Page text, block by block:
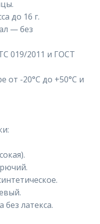
до 16 г.
— без
019/2011 и ГОСТ
от -20°C до +50°C и
латекса.